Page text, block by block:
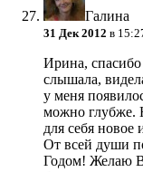
Галина
31 Дек 2012 в
Ирина, спасибо
слышала,
у меня
можно глубже.
для себя новое
От всей души
Годом! Желаю